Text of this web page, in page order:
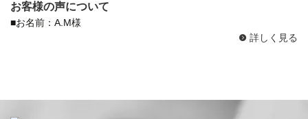
お客様の声について
■お名前：A.M様
詳しく見る